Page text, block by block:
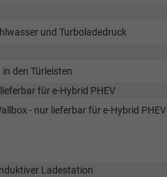
und Turboladedruck
den Türleisten
für e-Hybrid PHEV
- nur lieferbar für e-Hybrid PHEV
Ladestation